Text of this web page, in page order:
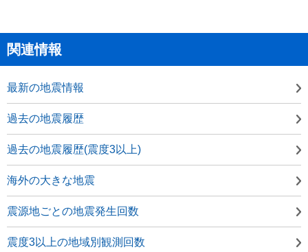
関連情報
最新の地震情報
過去の地震履歴
過去の地震履歴(震度3以上)
海外の大きな地震
震源地ごとの地震発生回数
震度3以上の地域別観測回数